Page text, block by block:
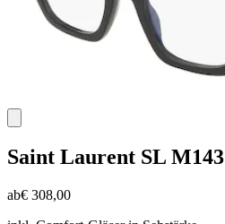
Saint Laurent SL M143
ab€ 308,00